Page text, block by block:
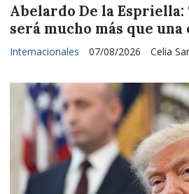
Abelardo De la Espriella:
será mucho más que una
Celia
Internacionales 07/08/2026